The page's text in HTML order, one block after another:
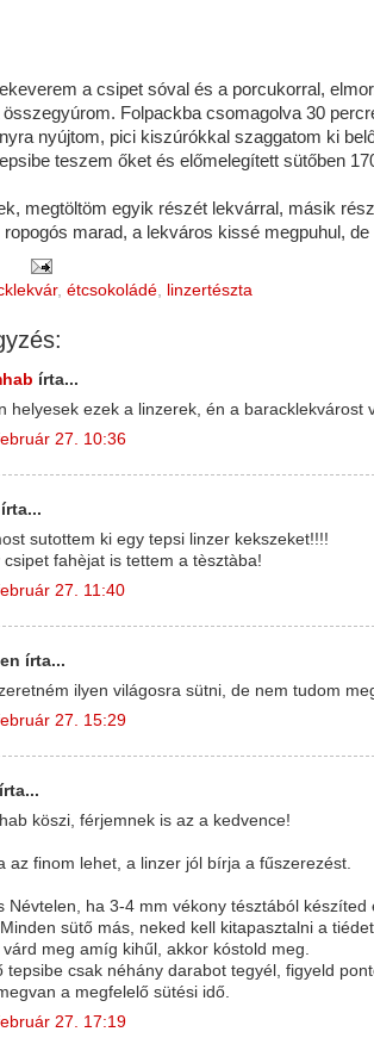
a csipet sóval és a porcukorral,
Folpackba csomagolva 30
nyújtom, pici kiszúrókkal szaggatom ki
teszem őket és előmelegített sütőben
megtöltöm egyik részét lekvárral, másik
marad, a lekváros kissé megpuhul,
, étcsokoládé linzertészta
írta...
helyesek ezek a linzerek, én a baracklekvárost
27. 10:36
írta...
sutottem ki egy tepsi linzer kekszeket!!!!
csipet fahèjat is tettem a tèsztàba!
27. 11:40
írta...
ilyen világosra sütni, de nem tudom
27. 15:29
írta...
köszi, férjemnek is az a kedvence!
az finom lehet, a linzer jól bírja a fűszerezést.
Névtelen, ha 3-4 mm vékony tésztából
sütő más, neked kell kitapasztalni a
meg amíg kihűl, akkor kóstold meg.
tepsibe csak néhány darabot tegyél, figyeld
a megfelelő sütési idő.
27. 17:19